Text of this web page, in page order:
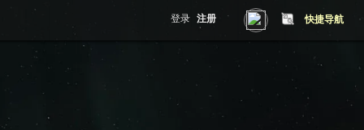
快捷导航
登录 注册